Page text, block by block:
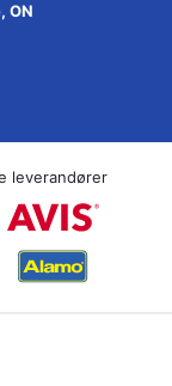
ON
leverandører